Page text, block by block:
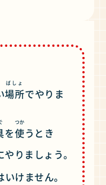
場所
ばしょ
でやりま
を使
つか
うとき
りましょう。
いけません。